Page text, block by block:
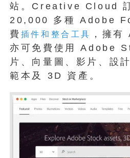
站。Creative Cloud 訂
20,000 多種 Adobe
費 插件和整合工具
，擁
亦可免費使用 Adobe
片、向量圖、影片、設
範本及 3D 資產。